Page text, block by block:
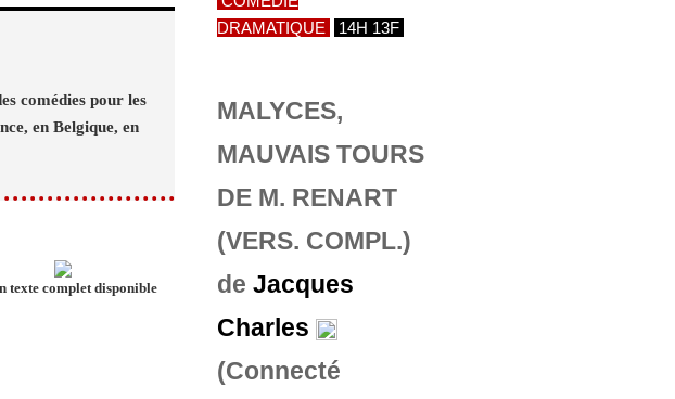
comédies pour les
en Belgique, en
texte complet disponible
DRAMATIQUE
14H 13F
MALYCES,
MAUVAIS TOURS
DE M. RENART
(VERS. COMPL.)
deJacques
Charles
(Connecté